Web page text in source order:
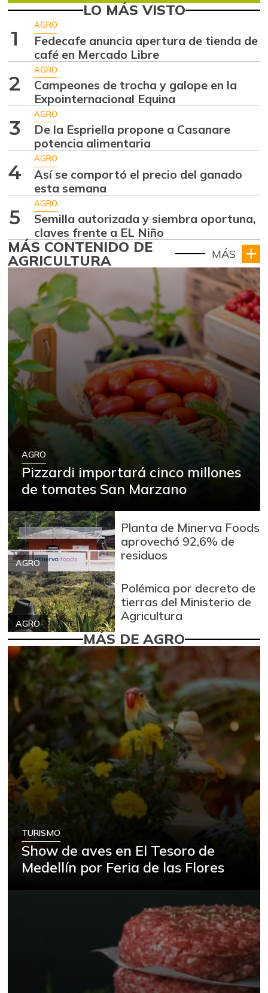
LO MÁS VISTO
1
AGRO
Fedecafe anuncia apertura de tienda de
café en Mercado Libre
2
AGRO
Campeones de trocha y galope en la
Expointernacional Equina
3
AGRO
De la Espriella propone a Casanare
potencia alimentaria
4
AGRO
Así se comportó el precio del ganado
esta semana
5
AGRO
Semilla autorizada y siembra oportuna,
claves frente a EL Niño
MÁS CONTENIDO DE
AGRICULTURA MÁS
AGRO
Pizzardi importará cinco millones
de tomates San Marzano
AGRO
Planta de Minerva Foods
aprovechó 92,6% de
residuos
AGRO
Polémica por decreto de
tierras del Ministerio de
Agricultura
MÁS DE AGRO
TURISMO
Show de aves en El Tesoro de
Medellín por Feria de las Flores